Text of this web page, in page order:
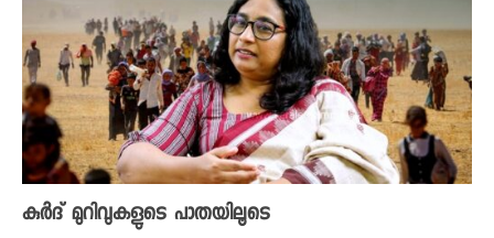
കുർദ് മുറിവുകളുടെ പാതയിലൂടെ